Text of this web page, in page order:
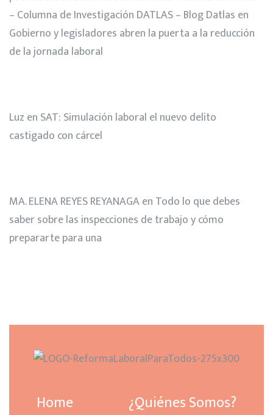
– Columna de Investigación DATLAS – Blog Datlas en
Gobierno y legisladores abren la puerta a la reducción
de la jornada laboral
Luz en SAT: Simulación laboral el nuevo delito
castigado con cárcel
MA. ELENA REYES REYANAGAen Todo lo que debes
saber sobre las inspecciones de trabajo y cómo
prepararte para una
Home ¿Quiénes Somos?